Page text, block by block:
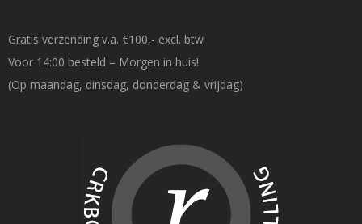
Gratis verzending v.a. €100,- excl. btw
Voor 14:00 besteld = Morgen in huis!
(Op maandag, dinsdag, donderdag & vrijdag)